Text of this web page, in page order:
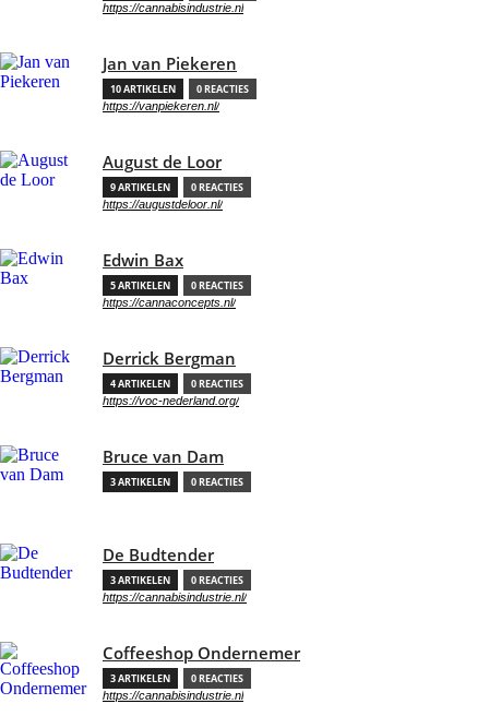
https://cannabisindustrie.nl
Jan van Piekeren
10 ARTIKELEN 0 REACTIES
https://vanpiekeren.nl/
August de Loor
9 ARTIKELEN 0 REACTIES
https://augustdeloor.nl/
Edwin Bax
5 ARTIKELEN 0 REACTIES
https://cannaconcepts.nl/
Derrick Bergman
4 ARTIKELEN 0 REACTIES
https://voc-nederland.org/
Bruce van Dam
3 ARTIKELEN 0 REACTIES
De Budtender
3 ARTIKELEN 0 REACTIES
https://cannabisindustrie.nl/
Coffeeshop Ondernemer
3 ARTIKELEN 0 REACTIES
https://cannabisindustrie.nl